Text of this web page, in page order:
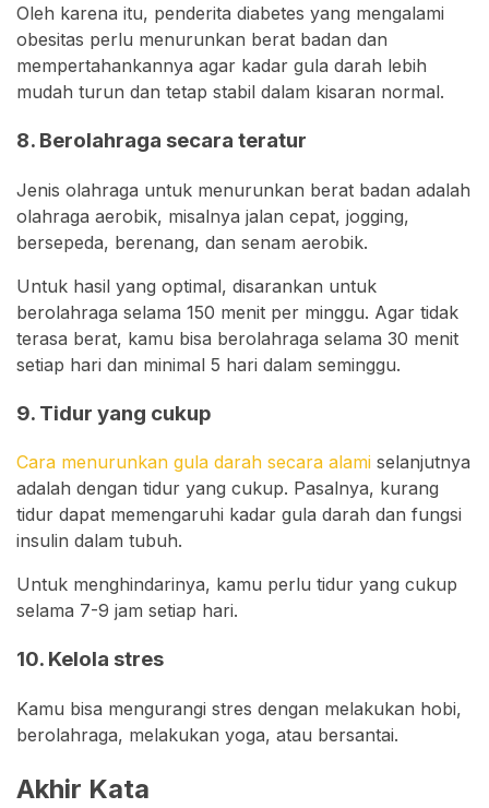
Oleh karena itu, penderita diabetes yang mengalami
obesitas perlu menurunkan berat badan dan
mempertahankannya agar kadar gula darah lebih
mudah turun dan tetap stabil dalam kisaran normal.
8. Berolahraga secara teratur
Jenis olahraga untuk menurunkan berat badan adalah
olahraga aerobik, misalnya jalan cepat, jogging,
bersepeda, berenang, dan senam aerobik.
Untuk hasil yang optimal, disarankan untuk
berolahraga selama 150 menit per minggu. Agar tidak
terasa berat, kamu bisa berolahraga selama 30 menit
setiap hari dan minimal 5 hari dalam seminggu.
9. Tidur yang cukup
Cara menurunkan gula darah secara alami selanjutnya
adalah dengan tidur yang cukup. Pasalnya, kurang
tidur dapat memengaruhi kadar gula darah dan fungsi
insulin dalam tubuh.
Untuk menghindarinya, kamu perlu tidur yang cukup
selama 7-9 jam setiap hari.
10. Kelola stres
Kamu bisa mengurangi stres dengan melakukan hobi,
berolahraga, melakukan yoga, atau bersantai.
Akhir Kata